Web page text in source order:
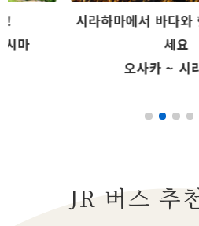
!
마
시라하마에서 바다와
세요
오사카 ~ 시
JR 버스 추